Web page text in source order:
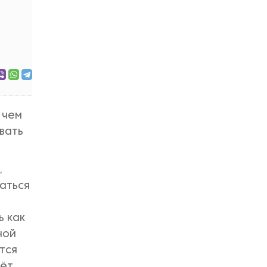
чем
как